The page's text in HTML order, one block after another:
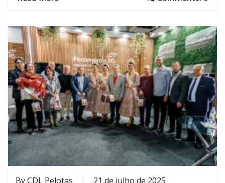
ByCDL Pelotas 21 de julho de 2025